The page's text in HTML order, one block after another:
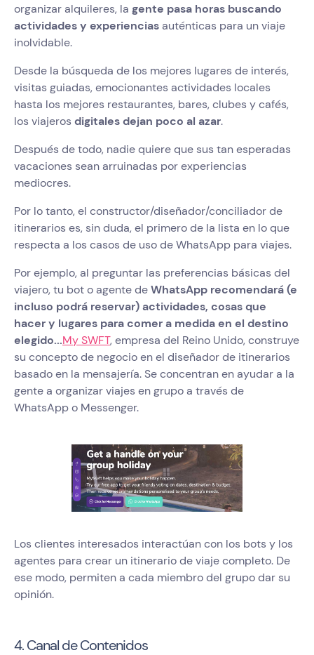
organizar alquileres, la gente pasa horas buscando
actividades y experienciasauténticas para un viaje
inolvidable.
Desde la búsqueda de los mejores lugares de interés,
visitas guiadas, emocionantes actividades locales
hasta los mejores restaurantes, bares, clubes y cafés,
los viajeros digitales dejan poco al azar.
Después de todo, nadie quiere que sus tan esperadas
vacaciones sean arruinadas por experiencias
mediocres.
Por lo tanto, el constructor/diseñador/conciliador de
itinerarios es, sin duda, el primero de la lista en lo que
respecta a los casos de uso de WhatsApp para viajes.
Por ejemplo, al preguntar las preferencias básicas del
viajero, tu bot o agente deWhatsApp recomendará (e
incluso podrá reservar) actividades, cosas que
hacer y lugares para comer a medida en el destino
elegido...My SWFT, empresa del Reino Unido, construye
su concepto de negocio en el diseñador de itinerarios
basado en la mensajería. Se concentran en ayudar a la
gente a organizar viajes en grupo a través de
WhatsApp o Messenger.
Los clientes interesados interactúan con los bots y los
agentes para crear un itinerario de viaje completo. De
ese modo, permiten a cada miembro del grupo dar su
opinión.
4. Canal de Contenidos